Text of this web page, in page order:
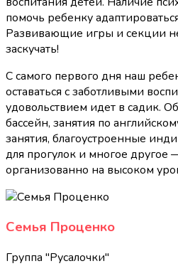
помочь ребенку
Развивающие игры и секции
заскучать!
С самого первого дня наш
оставаться с заботливыми
удовольствием идет в садик.
бассейн, занятия по
занятия, благоустроенные
для прогулок и многое другое
организованно на высоком
Семья Проценко
Группа "Русалочки"